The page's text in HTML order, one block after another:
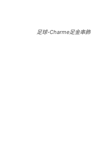
足球-Charme足金串飾